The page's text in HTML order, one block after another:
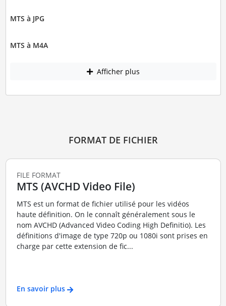
MTS à JPG
MTS à M4A
Afficher plus
FORMAT DE FICHIER
FILE FORMAT
MTS (AVCHD Video File)
MTS est un format de fichier utilisé pour les vidéos
haute définition. On le connaît généralement sous le
nom AVCHD (Advanced Video Coding High Definitio). Les
définitions d'image de type 720p ou 1080i sont prises en
charge par cette extension de fic...
En savoir plus